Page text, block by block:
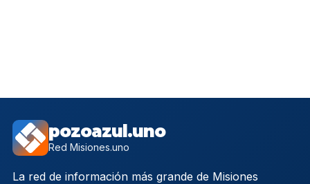
pozoazul.uno
Red Misiones.uno
La red de información más grande de Misiones